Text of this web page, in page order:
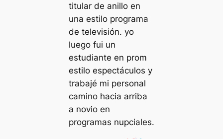
titular de anillo en
una estilo programa
de televisión. yo
luego fui un
estudiante en prom
estilo espectáculos y
trabajé mi personal
camino hacia arriba
a novio en
programas nupciales.